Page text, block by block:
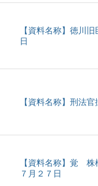
【資料名称】徳川
日
【資料名称】刑法
【資料名称】覚 株
７月２７日